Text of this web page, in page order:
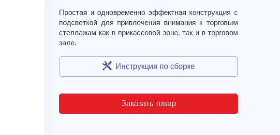
Простая и одновременно эффектная конструкция с
подсветкой для привлечения внимания к торговым
стеллажам как в прикассовой зоне, так и в торговом
зале.
Инструкция по сборке
Заказать товар